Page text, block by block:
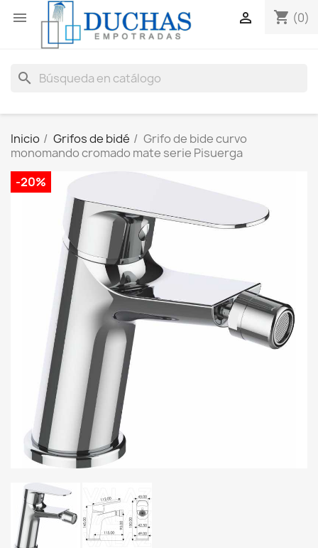
 shopping_cart (0)

search
Inicio Grifos de bidé
Grifo de bide curvo
monomando cromado mate serie Pisuerga
-20%